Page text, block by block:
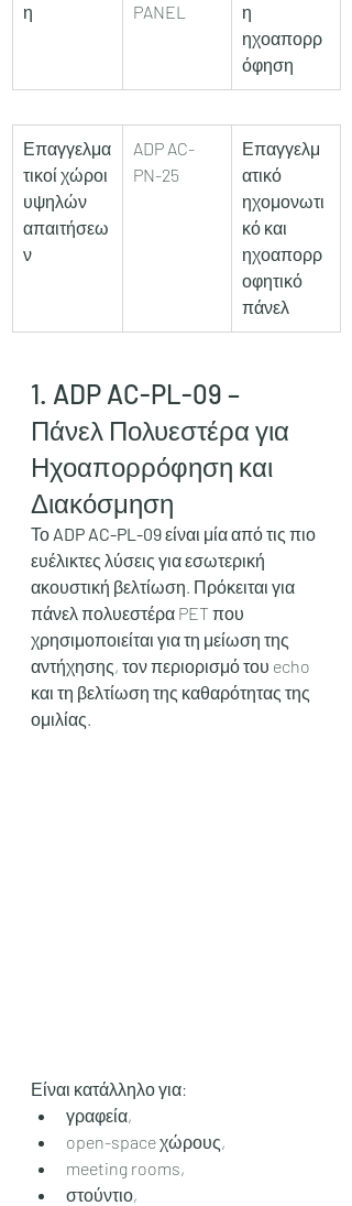
η
PANEL
η
ηχοαπορρ
όφηση
Επαγγελμα
τικοί χώροι
υψηλών
απαιτήσεω
ν
ADP AC-
PN-25
Επαγγελμ
ατικό
ηχομονωτι
κό και
ηχοαπορρ
οφητικό
πάνελ
1. ADP AC-PL-09 –
Πάνελ Πολυεστέρα για
Ηχοαπορρόφηση και
Διακόσμηση
Το ADP AC-PL-09 είναι μία από τις πιο
ευέλικτες λύσεις για εσωτερική
ακουστική βελτίωση. Πρόκειται για
πάνελ πολυεστέρα PET που
χρησιμοποιείται για τη μείωση της
αντήχησης, τον περιορισμό του echo
και τη βελτίωση της καθαρότητας της
ομιλίας.
Είναι κατάλληλο για:
γραφεία,
open-space χώρους,
meeting rooms,
στούντιο,